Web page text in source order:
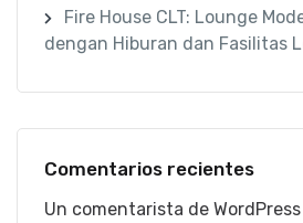
Fire House CLT: Lounge
dengan Hiburan dan Fasilitas
Comentarios recientes
Un comentarista de WordPress